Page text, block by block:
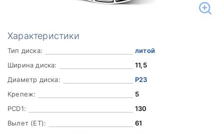
Характеристики
Тип диска:
литой
Ширина диска:
11,5
Диаметр диска:
Р23
Крепеж:
5
PCD1:
130
Вылет (ET):
61